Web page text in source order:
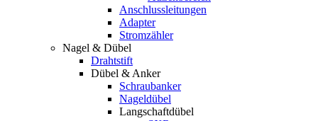
Anschlussleitungen
Adapter
Stromzähler
Nagel & Dübel
Drahtstift
Dübel & Anker
Schraubanker
Nageldübel
Langschaftdübel